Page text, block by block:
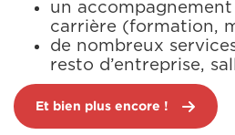
un
carrière (formation,
de nombreux
resto d’entreprise,
Et bien plus encore !